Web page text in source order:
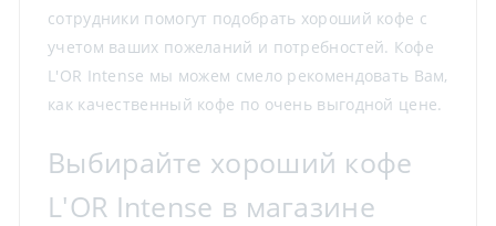
сотрудники помогут подобрать хороший кофе с
учетом ваших пожеланий и потребностей. Кофе
L'OR Intense мы можем смело рекомендовать Вам,
как качественный кофе по очень выгодной цене.
Выбирайте хороший кофе
L'OR Intense в магазине